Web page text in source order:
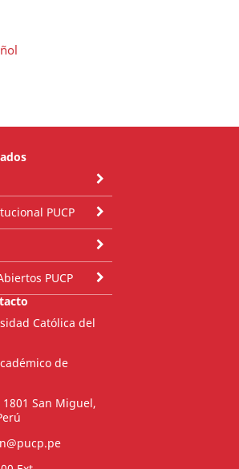
PUCP
PUCP
Católica del
de
San Miguel,